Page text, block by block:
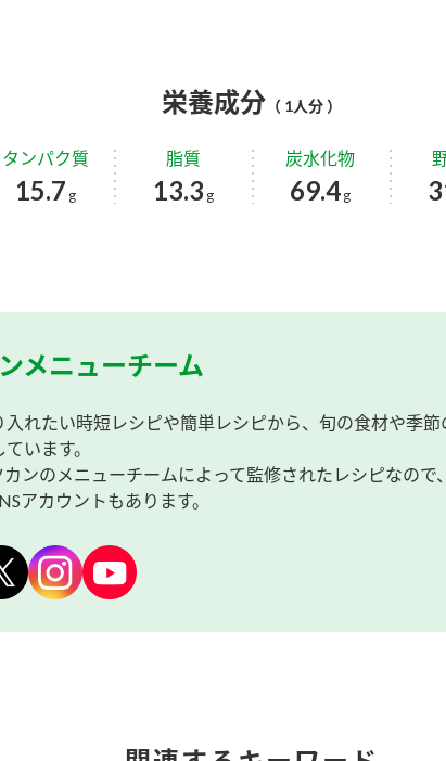
栄養成分 （ 1人分 ）
タンパク質
15.7 g
脂質
13.3 g
炭水化物
69.4g
メニューチーム
入れたい時短レシピや簡単レシピから、旬の食材や季
います。
カンのメニューチームによって監修されたレシピなので
アカウントもあります。